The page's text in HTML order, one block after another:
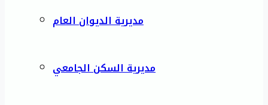
مديرية الديوان العام
مديرية السكن الجامعي